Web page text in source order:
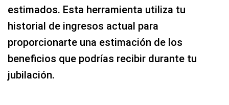
estimados. Esta herramienta utiliza tu
historial de ingresos actual para
proporcionarte una estimación de los
beneficios que podrías recibir durante tu
jubilación.